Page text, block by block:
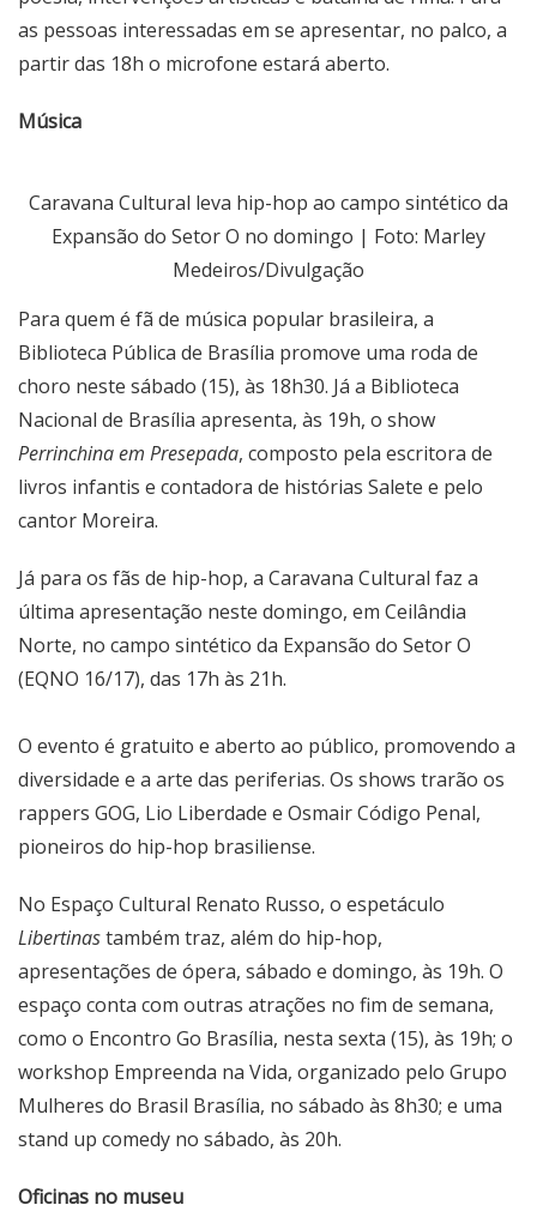
as pessoas interessadas em se apresentar, no palco, a
partir das 18h o microfone estará aberto.
Música
Caravana Cultural leva hip-hop ao campo sintético da
Expansão do Setor O no domingo | Foto: Marley
Medeiros/Divulgação
Para quem é fã de música popular brasileira, a
Biblioteca Pública de Brasília promove uma roda de
choro neste sábado (15), às 18h30. Já a Biblioteca
Nacional de Brasília apresenta, às 19h, o show
Perrinchina em Presepada, composto pela escritora de
livros infantis e contadora de histórias Salete e pelo
cantor Moreira.
Já para os fãs de hip-hop, a Caravana Cultural faz a
última apresentação neste domingo, em Ceilândia
Norte, no campo sintético da Expansão do Setor O
(EQNO 16/17), das 17h às 21h.
O evento é gratuito e aberto ao público, promovendo a
diversidade e a arte das periferias. Os shows trarão os
rappers GOG, Lio Liberdade e Osmair Código Penal,
pioneiros do hip-hop brasiliense.
No Espaço Cultural Renato Russo, o espetáculo
Libertinastambém traz, além do hip-hop,
apresentações de ópera, sábado e domingo, às 19h. O
espaço conta com outras atrações no fim de semana,
como o Encontro Go Brasília, nesta sexta (15), às 19h; o
workshop Empreenda na Vida, organizado pelo Grupo
Mulheres do Brasil Brasília, no sábado às 8h30; e uma
stand up comedy no sábado, às 20h.
Oficinas no museu